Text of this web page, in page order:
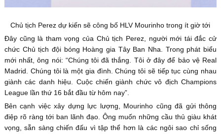
Chủ tịch Perez dự kiến sẽ công bố HLV Mourinho trong ít giờ tới
Đây cũng là tham vọng của Chủ tịch Perez, người mới tái đắc cử
chức Chủ tịch đội bóng Hoàng gia Tây Ban Nha. Trong phát biểu
mới nhất, ông nói: “Chúng tôi đã thắng. Tôi ở đây để bảo vệ Real
Madrid. Chúng tôi là một gia đình. Chúng tôi sẽ tiếp tục cùng nhau
giành các danh hiệu. Cuộc chiến giành chức vô địch Champions
League lần thứ 16 bắt đầu từ hôm nay”.
Bên cạnh việc xây dựng lực lượng, Mourinho cũng đã gửi thông
điệp rõ ràng tới ban lãnh đạo. Ông muốn những cầu thủ giàu khát
vọng, sẵn sàng chiến đấu vì tập thể hơn là các ngôi sao chỉ sống